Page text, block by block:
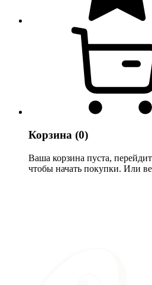
Корзина (0)
Ваша корзина пуста,
чтобы начать покупки. Или